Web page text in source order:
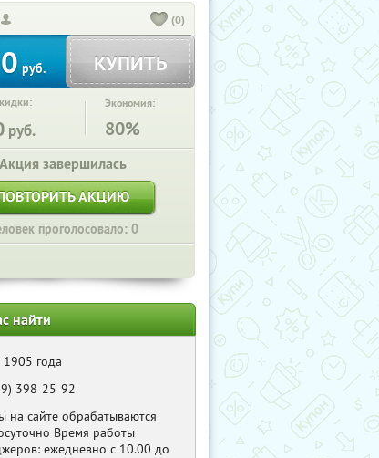
(0)
руб. КУПИТЬ
руб.
Экономия:
80%
Акция завершилась
АКЦИЮ
проголосовало: 0
найти
1905 года
398-25-92
на сайте обрабатываются
Время работы
ежедневно с 10.00 до